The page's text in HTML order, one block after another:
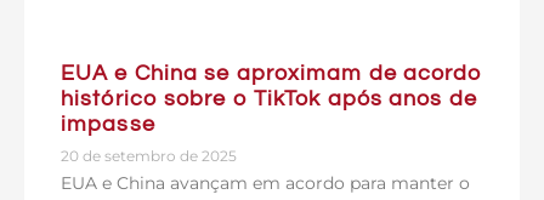
EUA e China se aproximam de acordo
histórico sobre o TikTok após anos de
impasse
20 de setembro de 2025
EUA e China avançam em acordo para manter o